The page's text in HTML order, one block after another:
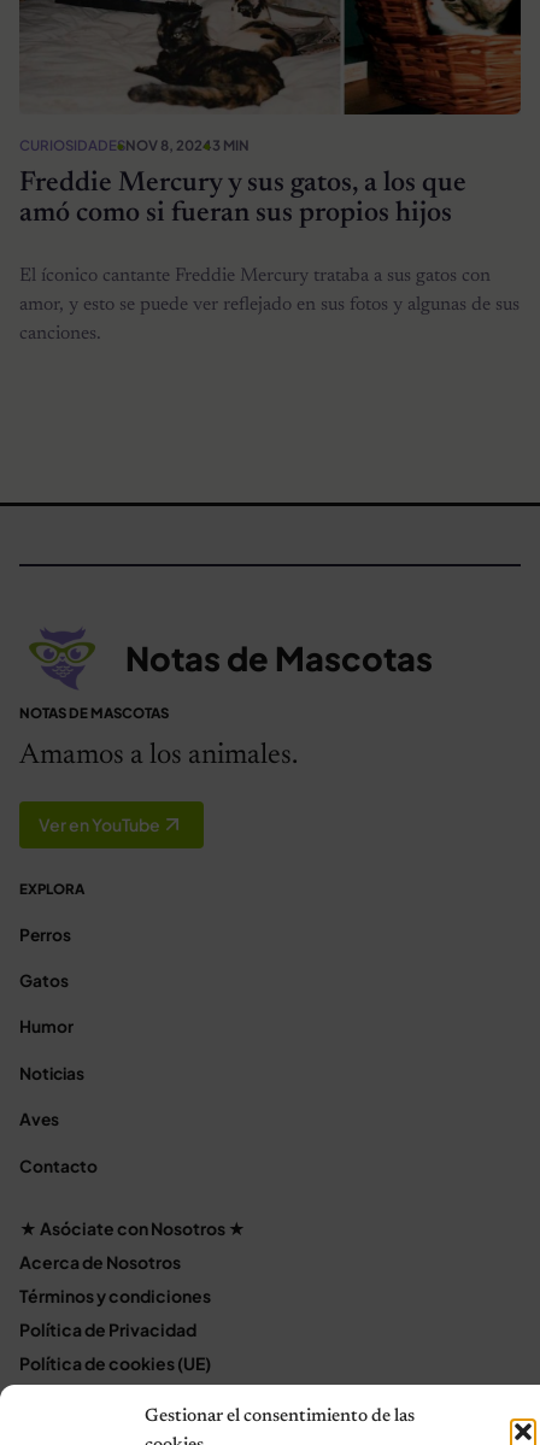
Gestionar el consentimiento de las
CURIOSIDADESNOV 8, 20243 MIN
Freddie Mercury y sus gatos, a los que
amó como si fueran sus propios hijos
El íconico cantante Freddie Mercury trataba a sus gatos con
amor, y esto se puede ver reflejado en sus fotos y algunas de sus
canciones.
Notas de Mascotas
NOTAS DE MASCOTAS
Amamos a los animales.
Ver en YouTube
EXPLORA
Perros
Gatos
Humor
Noticias
Aves
Contacto
★ Asóciate con Nosotros ★
Acerca de Nosotros
Términos y condiciones
Política de Privacidad
Política de cookies (UE)